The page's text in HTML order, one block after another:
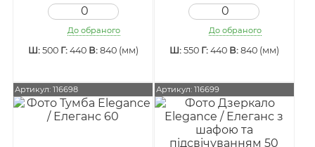
До обраного
Ш: 500Г: 440В: 840 (мм)
До обраного
Ш: 550Г: 440В: 840 (мм)
Артикул: 116698 Артикул: 116699